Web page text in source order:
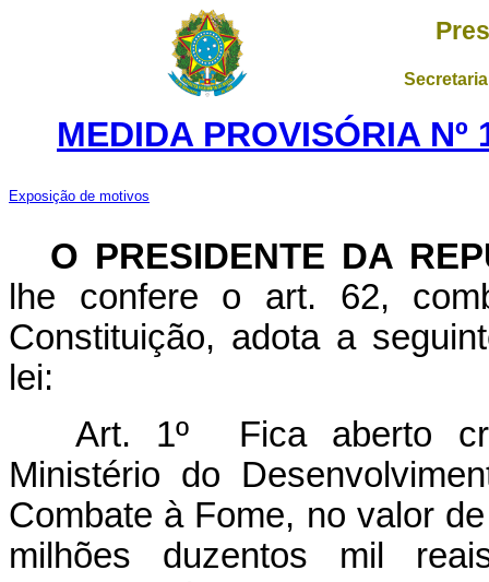
MEDIDA PROVISÓRIA Nº
Exposição de motivos
O PRESIDENTE DA
lhe confere o art. 62,
Constituição, adota a
lei:
Art. 1º Fica aberto
Ministério do
Combate à Fome, no valor
milhões duzentos mil